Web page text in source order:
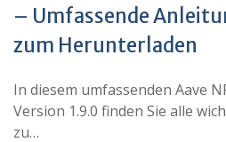
– Umfassende
zum Herunterladen
In diesem umfassenden Aave
Version 1.9.0 finden Sie alle
zu…